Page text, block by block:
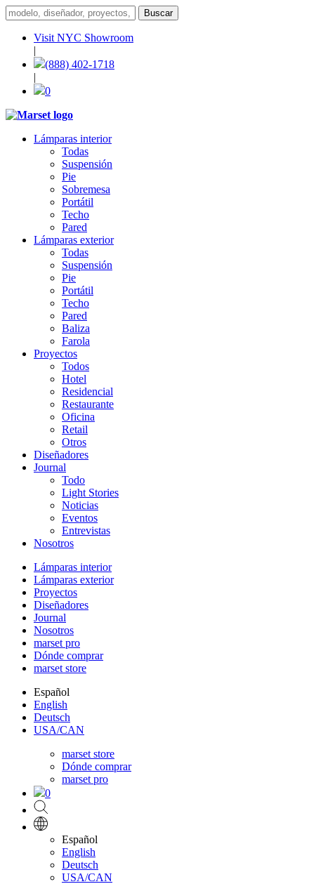
Visit NYC Showroom
|
(888) 402-1718
|
0
Lámparas interior
Todas
Suspensión
Pie
Sobremesa
Portátil
Techo
Pared
Lámparas exterior
Todas
Suspensión
Pie
Portátil
Techo
Pared
Baliza
Farola
Proyectos
Todos
Hotel
Residencial
Restaurante
Oficina
Retail
Otros
Diseñadores
Journal
Todo
Light Stories
Noticias
Eventos
Entrevistas
Nosotros
Lámparas interior
Lámparas exterior
Proyectos
Diseñadores
Journal
Nosotros
marset pro
Dónde comprar
marset store
Español
English
Deutsch
USA/CAN
marset store
Dónde comprar
marset pro
0
Español
English
Deutsch
USA/CAN